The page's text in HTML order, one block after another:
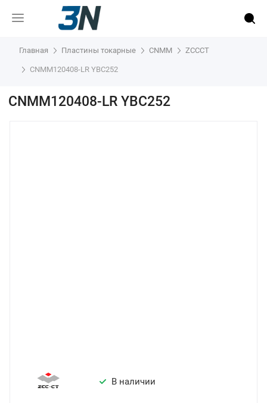
Главная Пластины токарные CNMM ZCCCT
CNMM120408-LR YBC252
CNMM120408-LR YBC252
В наличии